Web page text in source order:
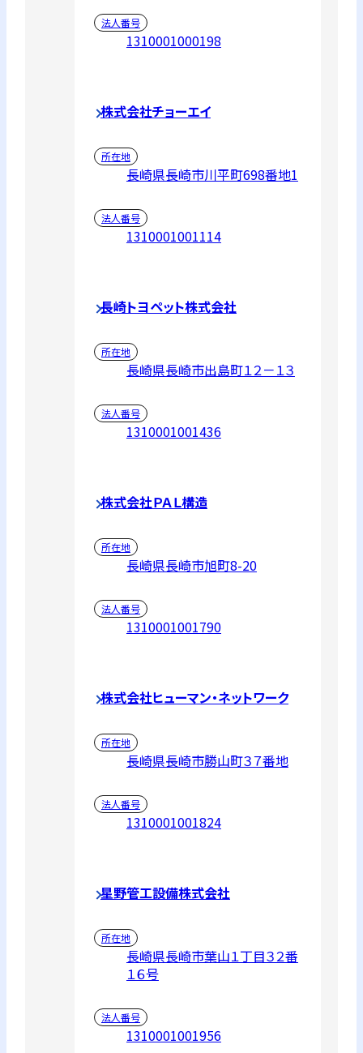
法人番号
1310001000198
株式会社チョーエイ
所在地
長崎県長崎市川平町698番地1
法人番号
1310001001114
長崎トヨペット株式会社
所在地
長崎県長崎市出島町１２－１３
法人番号
1310001001436
株式会社ＰＡＬ構造
所在地
長崎県長崎市旭町8-20
法人番号
1310001001790
株式会社ヒューマン・ネットワーク
所在地
長崎県長崎市勝山町３７番地
法人番号
1310001001824
星野管工設備株式会社
所在地
長崎県長崎市葉山１丁目３２番
１６号
法人番号
1310001001956